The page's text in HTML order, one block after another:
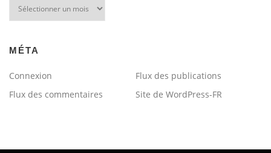
MÉTA
Connexion
Flux des publications
Flux des commentaires
Site de WordPress-FR